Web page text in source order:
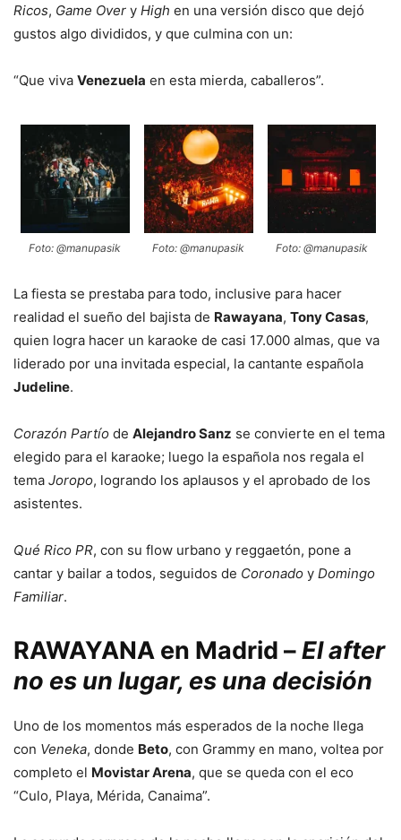
Ricos, Game Over y High en una versión disco que dejó
gustos algo divididos, y que culmina con un:
“Que viva Venezuela en esta mierda, caballeros”.
Foto: @manupasik Foto: @manupasik Foto: @manupasik
La fiesta se prestaba para todo, inclusive para hacer
realidad el sueño del bajista de Rawayana, Tony Casas,
quien logra hacer un karaoke de casi 17.000 almas, que va
liderado por una invitada especial, la cantante española
Judeline.
Corazón Partío de Alejandro Sanz se convierte en el tema
elegido para el karaoke; luego la española nos regala el
tema Joropo, logrando los aplausos y el aprobado de los
asistentes.
Qué Rico PR, con su flow urbano y reggaetón, pone a
cantar y bailar a todos, seguidos de Coronado y Domingo
Familiar.
RAWAYANA en Madrid –El after
no es un lugar, es una decisión
Uno de los momentos más esperados de la noche llega
con Veneka, donde Beto, con Grammy en mano, voltea por
completo el Movistar Arena, que se queda con el eco
“Culo, Playa, Mérida, Canaima”.